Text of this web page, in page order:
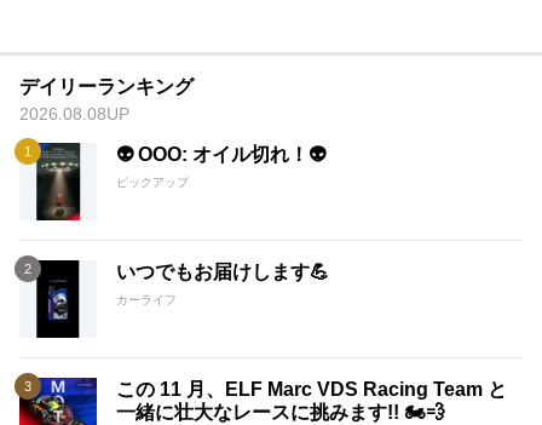
デイリーランキング
2026.08.08UP
👽 OOO: オイル切れ！👽
ピックアップ
いつでもお届けします💪
カーライフ
この 11 月、ELF Marc VDS Racing Team と
一緒に壮大なレースに挑みます!! 🏍️💨